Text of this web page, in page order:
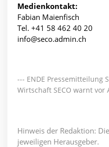
Medienkontakt:
Fabian Maienfisch
Tel. +41 58 462 40 20
info@seco.admin.ch
--- ENDE Pressemitteilung
Wirtschaft SECO warnt
Hinweis der Redaktion:
jeweiligen Herausgeber.